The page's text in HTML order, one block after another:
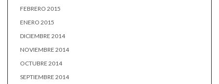
FEBRERO 2015
ENERO 2015
DICIEMBRE 2014
NOVIEMBRE 2014
OCTUBRE 2014
SEPTIEMBRE 2014